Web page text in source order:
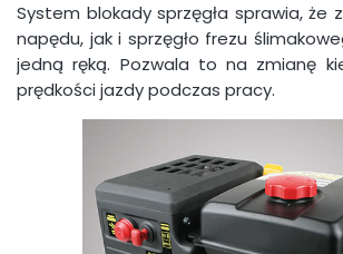
System blokady sprzęgła sprawia, że
napędu, jak i sprzęgło frezu
jedną ręką. Pozwala to na zmianę
prędkości jazdy podczas pracy.